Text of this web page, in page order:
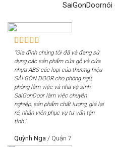
SaiGonDoornói
"Gia đình chúng tôi đã và đang sử
dụng các sản phẩm cửa gỗ và cửa
nhựa ABS các loại của thương hiệu
SÀI GÒN DOOR cho phòng ngủ,
phòng làm việc và nhà vệ sinh.
SaiGonDoor làm việc chuyên
nghiệp, sản phẩm chất lượng, giá lại
rẻ, nhân viên phục vụ tư vấn tận
tình."
Quỳnh Nga / Quận 7